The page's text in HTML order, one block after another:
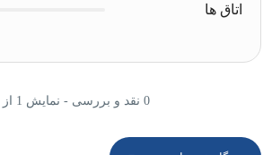
اتاق ها
0 نقد و بررسی - نمایش 1 از 0